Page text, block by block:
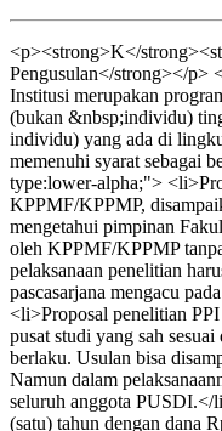
<p><strong>K</
Pengusulan</strong></p>
Institusi merupakan
(bukan &nbsp;individu)
individu) yang ada di
memenuhi syarat sebagai
type:lower-alpha;">
KPPMF/KPPMP,
mengetahui pimpinan
oleh KPPMF/KPPMP
pelaksanaan penelitian
pascasarjana mengacu
<li>Proposal penelitian
pusat studi yang sah
berlaku. Usulan bisa
Namun dalam
seluruh anggota PUSDI.</
(satu) tahun dengan dana